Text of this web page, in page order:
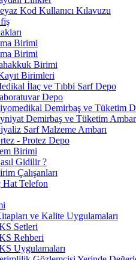
Kod Kullanıcı Kılavuzu
Birimi
Birimi
Birimi
Birimleri
İlaç ve Tıbbi Sarf Depo
Depo
Demirbaş ve Tüketim
Demirbaş ve Tüketim
Sarf Malzeme Ambarı
- Protez Depo
Birimi
Gidilir ?
Çalışanları
Hat Telefon
ve Kalite Uygulamaları
Setleri
Rehberi
Uygulamaları